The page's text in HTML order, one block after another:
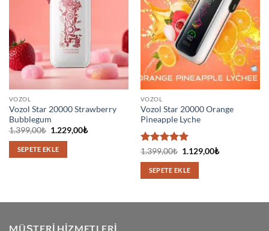
VOZOL
Vozol Star 20000 Strawberry
Bubblegum
1.399,00₺ Orijinal
1.399,00₺.
1.229,00₺Şu
SEPETE EKLE
VOZOL
Vozol Star 20000 Orange
Pineapple Lyche
5 üzerinden
5oy aldı
1.399,00₺ Orijinal
1.399,00₺.
1.129,00₺Şu
SEPETE EKLE
MÜŞTERI HIZMETLERI